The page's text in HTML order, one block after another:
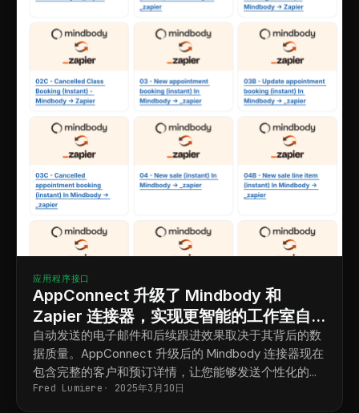
应用程序接口
AppConnect 升级了 Mindbody 和
Zapier 连接器，实现更智能的工作室自
动化
自动发送的电子邮件和后续跟进效果取决于其背后的数
据质量。AppConnect 升级后的 Mindbody 连接器现在
包含完整的客户和预订详情，让您能够发送个性化的信
息。
Fred Lumiere 2025年3月10日